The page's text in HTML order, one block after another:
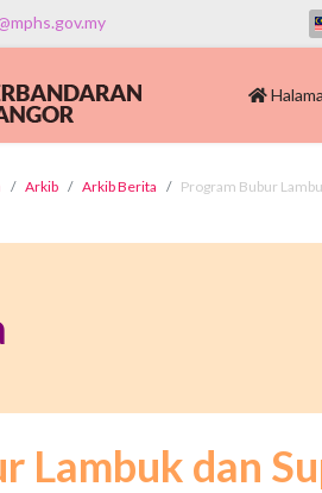
Arkib Arkib Berita Program Bubur
Lambuk dan